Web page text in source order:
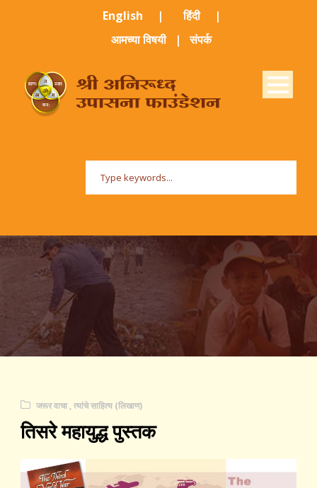
English ​ | हिंदी​
|
आमच्या विषयी
| संपर्क
​जरूर वाचा ​ ,त्यांचे साहित्य (लिखाण)
तिसरे महायुद्ध पुस्तक